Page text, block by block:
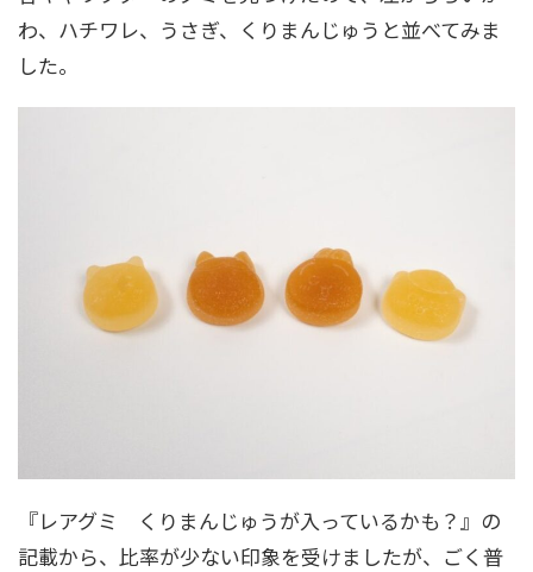
わ、ハチワレ、うさぎ、くりまんじゅうと並べてみま
した。
『レアグミ くりまんじゅうが入っているかも？』の
記載から、比率が少ない印象を受けましたが、ごく普